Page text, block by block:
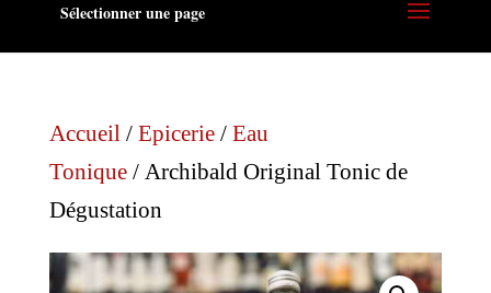
Sélectionner une page
Accueil/ Epicerie/ Eau
Tonique/ Archibald Original Tonic de
Dégustation